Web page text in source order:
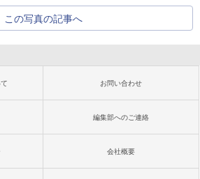
この写真の記事へ
お問い合わせ
編集部へのご連絡
会社概要